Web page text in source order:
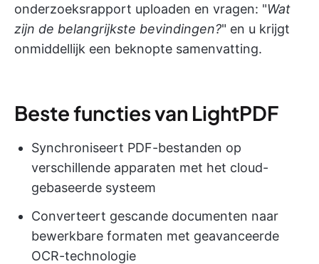
onderzoeksrapport uploaden en vragen: "Wat
zijn de belangrijkste bevindingen?" en u krijgt
onmiddellijk een beknopte samenvatting.
Beste functies van LightPDF
Synchroniseert PDF-bestanden op
verschillende apparaten met het cloud-
gebaseerde systeem
Converteert gescande documenten naar
bewerkbare formaten met geavanceerde
OCR-technologie